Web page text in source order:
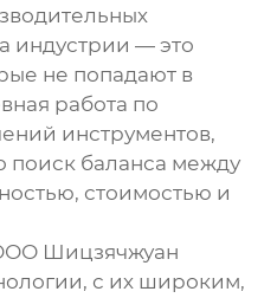
индустрии — это
не попадают в
работа по
инструментов,
поиск баланса между
стоимостью и
Шицзячжуан
с их широким,